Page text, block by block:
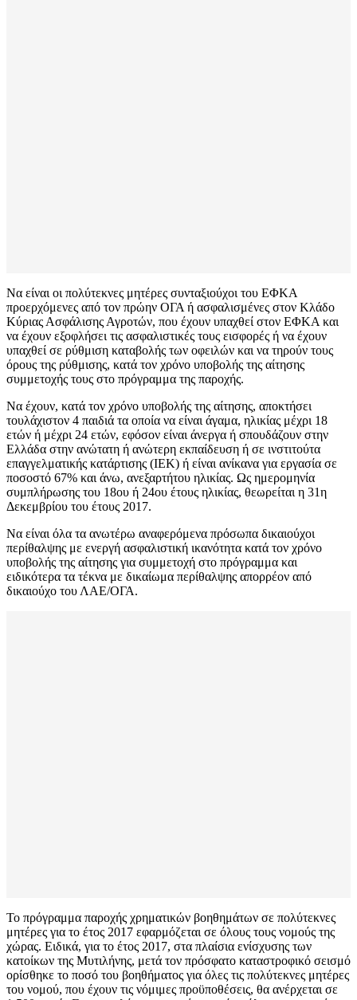
Να είναι οι πολύτεκνες μητέρες συνταξιούχοι του ΕΦΚΑ
προερχόμενες από τον πρώην ΟΓΑ ή ασφαλισμένες στον Κλάδο
Κύριας Ασφάλισης Αγροτών, που έχουν υπαχθεί στον ΕΦΚΑ και
να έχουν εξοφλήσει τις ασφαλιστικές τους εισφορές ή να έχουν
υπαχθεί σε ρύθμιση καταβολής των οφειλών και να τηρούν τους
όρους της ρύθμισης, κατά τον χρόνο υποβολής της αίτησης
συμμετοχής τους στο πρόγραμμα της παροχής.
Να έχουν, κατά τον χρόνο υποβολής της αίτησης, αποκτήσει
τουλάχιστον 4 παιδιά τα οποία να είναι άγαμα, ηλικίας μέχρι 18
ετών ή μέχρι 24 ετών, εφόσον είναι άνεργα ή σπουδάζουν στην
Ελλάδα στην ανώτατη ή ανώτερη εκπαίδευση ή σε ινστιτούτα
επαγγελματικής κατάρτισης (ΙΕΚ) ή είναι ανίκανα για εργασία σε
ποσοστό 67% και άνω, ανεξαρτήτου ηλικίας. Ως ημερομηνία
συμπλήρωσης του 18ου ή 24ου έτους ηλικίας, θεωρείται η 31η
Δεκεμβρίου του έτους 2017.
Να είναι όλα τα ανωτέρω αναφερόμενα πρόσωπα δικαιούχοι
περίθαλψης με ενεργή ασφαλιστική ικανότητα κατά τον χρόνο
υποβολής της αίτησης για συμμετοχή στο πρόγραμμα και
ειδικότερα τα τέκνα με δικαίωμα περίθαλψης απορρέον από
δικαιούχο του ΛΑΕ/ΟΓΑ.
Το πρόγραμμα παροχής χρηματικών βοηθημάτων σε πολύτεκνες
μητέρες για το έτος 2017 εφαρμόζεται σε όλους τους νομούς της
χώρας. Ειδικά, για το έτος 2017, στα πλαίσια ενίσχυσης των
κατοίκων της Μυτιλήνης, μετά τον πρόσφατο καταστροφικό σεισμό
ορίσθηκε το ποσό του βοηθήματος για όλες τις πολύτεκνες μητέρες
του νομού, που έχουν τις νόμιμες προϋποθέσεις, θα ανέρχεται σε